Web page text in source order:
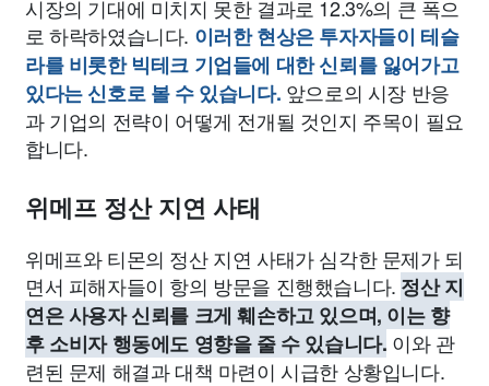
시장의 기대에 미치지 못한 결과로 12.3%의 큰 폭으
로 하락하였습니다. 이러한 현상은 투자자들이 테슬
라를 비롯한 빅테크 기업들에 대한 신뢰를 잃어가고
있다는 신호로 볼 수 있습니다. 앞으로의 시장 반응
과 기업의 전략이 어떻게 전개될 것인지 주목이 필요
합니다.
위메프 정산 지연 사태
위메프와 티몬의 정산 지연 사태가 심각한 문제가 되
면서 피해자들이 항의 방문을 진행했습니다. 정산 지
연은 사용자 신뢰를 크게 훼손하고 있으며, 이는 향
후 소비자 행동에도 영향을 줄 수 있습니다. 이와 관
련된 문제 해결과 대책 마련이 시급한 상황입니다.